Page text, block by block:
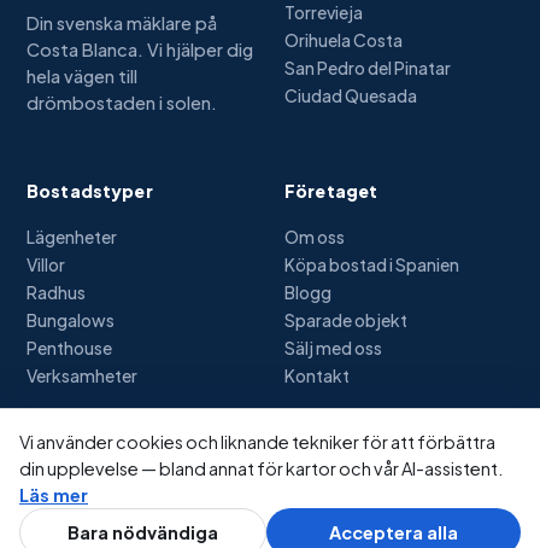
Din svenska mäklare på
Costa Blanca. Vi hjälper dig
hela vägen till
drömbostaden i solen.
Torrevieja
Orihuela Costa
San Pedro del Pinatar
Ciudad Quesada
Bostadstyper
Lägenheter
Villor
Radhus
Bungalows
Penthouse
Verksamheter
Företaget
Om oss
Köpa bostad i Spanien
Blogg
Sparade objekt
Sälj med oss
Kontakt
© 2026 Spanienbostäder.se — Alla rättigheter förbehållna
IntegritetspolicyCookiesAnvändarvillkorBildkrediter
0703-62 85 95
Fråga AI
Vi använder cookies och liknande tekniker för att förbättra
din upplevelse — bland annat för kartor och vår AI-assistent.
Läs mer
Bara nödvändiga
Acceptera alla